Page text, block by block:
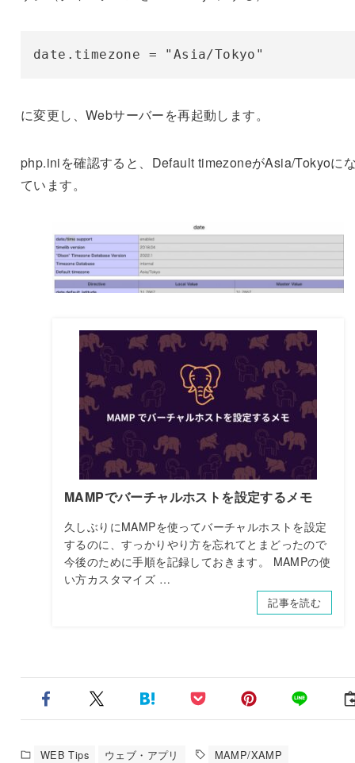
date.timezone = "Asia/Tokyo"
に変更し、Webサーバーを再起動します。
php.iniを確認すると、Default timezoneがAsia/Tokyoに
ています。
MAMPでバーチャルホストを設定するメモ
久しぶりにMAMPを使ってバーチャルホストを設定
するのに、すっかりやり方を忘れてとまどったので
今後のために手順を記録しておきます。 MAMPの使
い方カスタマイズ …
記事を読む
WEB Tips ウェブ・アプリ MAMP/XAMP